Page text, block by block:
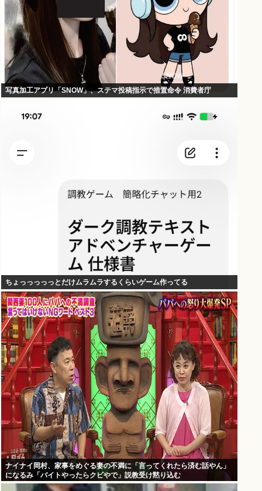
写真加工アプリ「SNOW」、ステマ投稿指示で措置命令 消費者庁
ちょっっっっっとだけムラムラするくらいゲーム作ってる
ナイナイ岡村、家事をめぐる妻の不満に「言ってくれたら済む話やん」
になるみ「バイトやったらクビやで」説教受け黙り込む